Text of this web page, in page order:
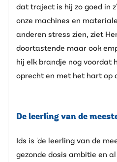
dat traject is hij zo goed in
onze machines en
anderen stress zien, ziet
doortastende maar ook
hij elk brandje nog voordat
oprecht en met het hart op
De leerling van de
Ids is 'de leerling van de
gezonde dosis ambitie en